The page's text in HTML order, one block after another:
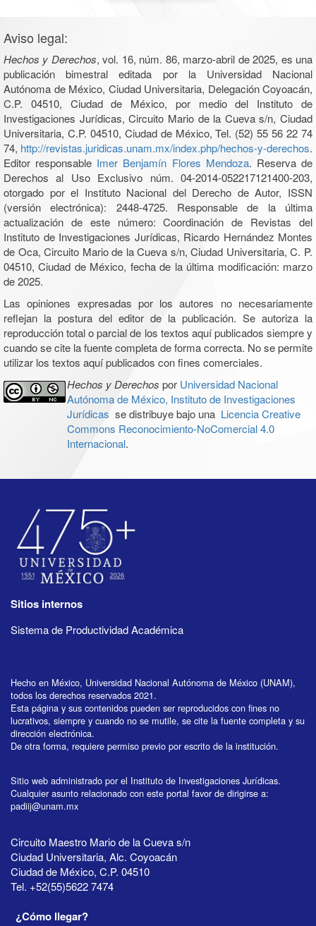
Aviso legal:
Hechos y Derechos, vol. 16, núm. 86, marzo-abril de 2025, es una
publicación bimestral editada por la Universidad Nacional
Autónoma de México, Ciudad Universitaria, Delegación Coyoacán,
C.P. 04510, Ciudad de México, por medio del Instituto de
Investigaciones Jurídicas, Circuito Mario de la Cueva s/n, Ciudad
Universitaria, C.P. 04510, Ciudad de México, Tel. (52) 55 56 22 74
74, http://revistas.juridicas.unam.mx/index.php/hechos-y-derechos.
Editor responsable Imer Benjamín Flores Mendoza. Reserva de
Derechos al Uso Exclusivo núm. 04-2014-052217121400-203,
otorgado por el Instituto Nacional del Derecho de Autor, ISSN
(versión electrónica): 2448-4725. Responsable de la última
actualización de este número: Coordinación de Revistas del
Instituto de Investigaciones Jurídicas, Ricardo Hernández Montes
de Oca, Circuito Mario de la Cueva s/n, Ciudad Universitaria, C. P.
04510, Ciudad de México, fecha de la última modificación: marzo
de 2025.
Las opiniones expresadas por los autores no necesariamente
reflejan la postura del editor de la publicación. Se autoriza la
reproducción total o parcial de los textos aquí publicados siempre y
cuando se cite la fuente completa de forma correcta. No se permite
utilizar los textos aquí publicados con fines comerciales.
Hechos y Derechos por Universidad Nacional
Autónoma de México, Instituto de Investigaciones
Jurídicas se distribuye bajo una Licencia Creative
Commons Reconocimiento-NoComercial 4.0
Internacional.
Sitios internos
Sistema de Productividad Académica
Hecho en México, Universidad Nacional Autónoma de México (UNAM),
todos los derechos reservados 2021.
Esta página y sus contenidos pueden ser reproducidos con fines no
lucrativos, siempre y cuando no se mutile, se cite la fuente completa y su
dirección electrónica.
De otra forma, requiere permiso previo por escrito de la institución.
Sitio web administrado por el Instituto de Investigaciones Jurídicas.
Cualquier asunto relacionado con este portal favor de dirigirse a:
padiij@unam.mx
Circuito Maestro Mario de la Cueva s/n
Ciudad Universitaria, Alc. Coyoacán
Ciudad de México, C.P. 04510
Tel. +52(55)5622 7474
¿Cómo llegar?